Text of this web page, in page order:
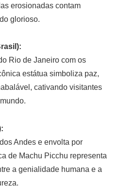
erosionadas contam
glorioso.
Rio de Janeiro com os
estátua simboliza paz,
cativando visitantes
Andes e envolta por
de Machu Picchu representa
a genialidade humana e a